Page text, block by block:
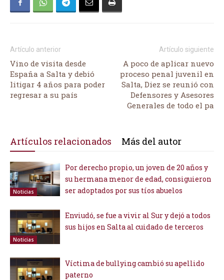
Artículo anterior
Vino de visita desde
España a Salta y debió
litigar 4 años para poder
regresar a su país
Artículo siguiente
A poco de aplicar nuevo
proceso penal juvenil en
Salta, Diez se reunió con
Defensores y Asesores
Generales de todo el pa
Artículos relacionados Más del autor
Noticias
Por derecho propio, un joven de 20 años y
su hermana menor de edad, consiguieron
ser adoptados por sus tíos abuelos
Noticias
Enviudó, se fue a vivir al Sur y dejó a todos
sus hijos en Salta al cuidado de terceros
Víctima de bullying cambió su apellido
paterno